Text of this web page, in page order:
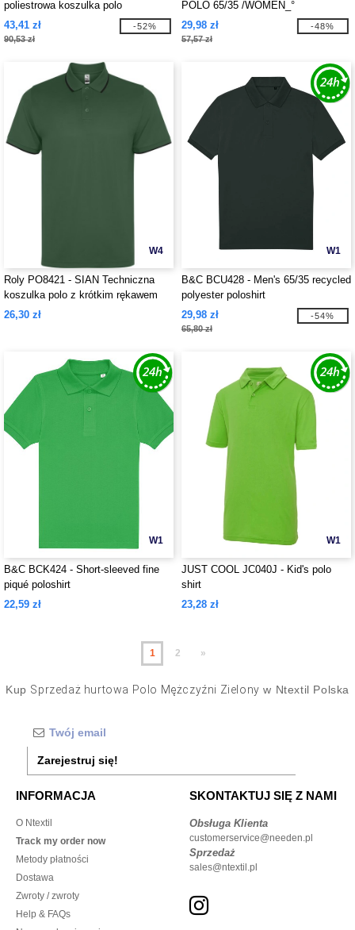
poliestrowa koszulka polo
43,41 zł
90,53 zł
-52%
POLO 65/35 /WOMEN_°
29,98 zł
57,57 zł
-48%
W4
Roly PO8421 - SIAN Techniczna
koszulka polo z krótkim rękawem
uniseks
26,30 zł
W1
B&C BCU428 - Men's 65/35 recycled
polyester poloshirt
29,98 zł
65,80 zł
-54%
W1
B&C BCK424 - Short-sleeved fine
piqué poloshirt
22,59 zł
W1
JUST COOL JC040J - Kid's polo
shirt
23,28 zł
1 2 »
Kup Sprzedaż hurtowa Polo Mężczyźni Zielony w Ntextil Polska
Zarejestruj się!
INFORMACJA
O Ntextil
Track my order now
Metody płatności
Dostawa
Zwroty / zwroty
Help & FAQs
SKONTAKTUJ SIĘ Z NAMI
Obsługa Klienta
customerservice@needen.pl
Sprzedaż
sales@ntextil.pl